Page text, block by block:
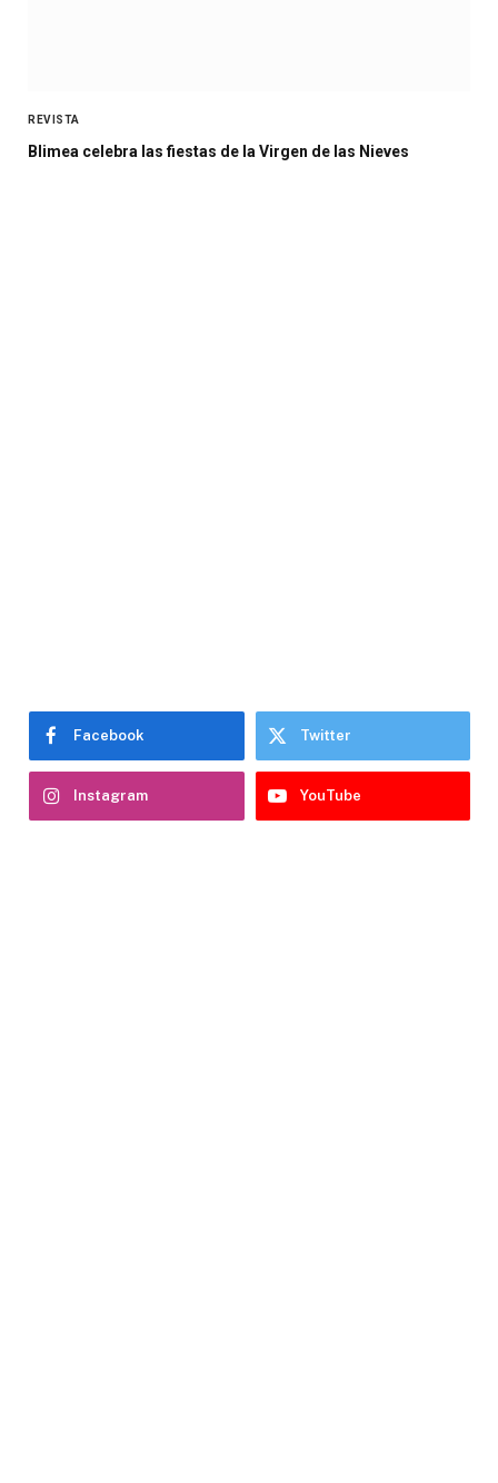
REVISTA
Blimea celebra las fiestas de la Virgen de las Nieves
Facebook Twitter
Instagram YouTube